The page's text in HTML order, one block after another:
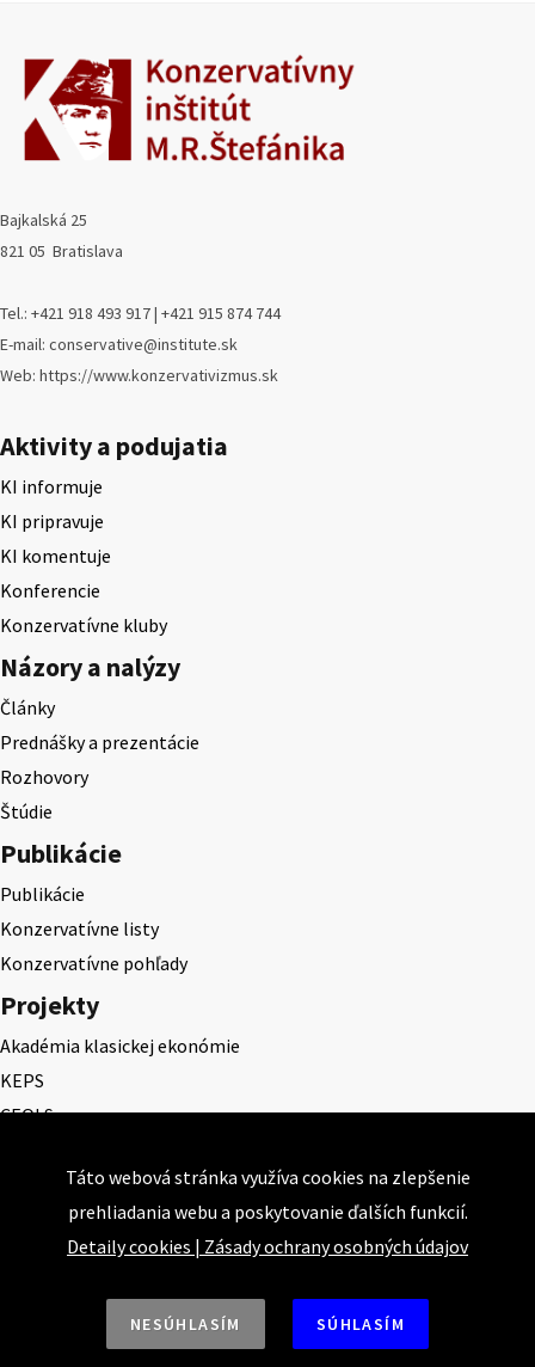
Bajkalská 25
821 05 Bratislava
Tel.: +421 918 493 917 | +421 915 874 744
E-mail: conservative@institute.sk
Web: https://www.konzervativizmus.sk
Aktivity a podujatia
KI informuje
KI pripravuje
KI komentuje
Konferencie
Konzervatívne kluby
Názory a nalýzy
Články
Prednášky a prezentácie
Rozhovory
Štúdie
Publikácie
Publikácie
Konzervatívne listy
Konzervatívne pohľady
Projekty
Akadémia klasickej ekonómie
KEPS
CEQLS
Cena Ernesta Valka
Študentská esej
Deň daňového odbremenenia
Táto webová stránka využíva cookies na zlepšenie
prehliadania webu a poskytovanie ďalších funkcií.
Detaily cookies | Zásady ochrany osobných údajov
NESÚHLASÍM SÚHLASÍM